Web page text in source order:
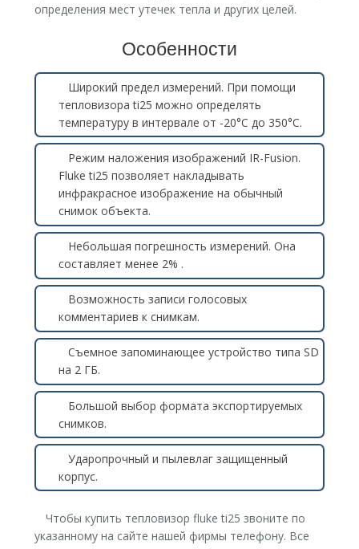
определения мест утечек тепла и других целей.
Особенности
Широкий предел измерений. При помощи
тепловизора ti25 можно определять
температуру в интервале от -20°C до 350°C.
Режим наложения изображений IR-Fusion.
Fluke ti25 позволяет накладывать
инфракрасное изображение на обычный
снимок объекта.
Небольшая погрешность измерений. Она
составляет менее 2% .
Возможность записи голосовых
комментариев к снимкам.
Съемное запоминающее устройство типа SD
на 2 ГБ.
Большой выбор формата экспортируемых
снимков.
Ударопрочный и пылевлаг защищенный
корпус.
Чтобы купить тепловизор fluke ti25 звоните по
указанному на сайте нашей фирмы телефону. Все